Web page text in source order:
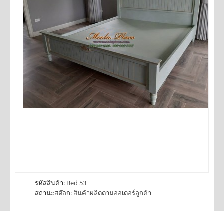
รหัสสินค้า: Bed 53
สถานะสต๊อก: สินค้าผลิตตามออเดอร์ลูกค้า